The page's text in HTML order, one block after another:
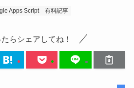
Apps Script 有料記事
らシェアしてね！